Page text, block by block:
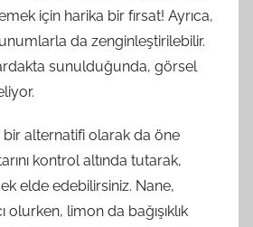
için harika bir fırsat! Ayrıca,
da zenginleştirilebilir.
sunulduğunda, görsel
bir alternatifi olarak da öne
kontrol altında tutarak,
elde edebilirsiniz. Nane,
olurken, limon da bağışıklık